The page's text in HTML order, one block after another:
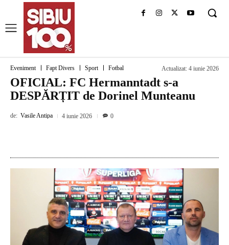
Eveniment Fapt Divers Sport Fotbal Actualizat: 4 iunie 2026
OFICIAL: FC Hermanntadt s-a
DESPĂRȚIT de Dorinel Munteanu
de: Vasile Antipa 4 iunie 2026 0